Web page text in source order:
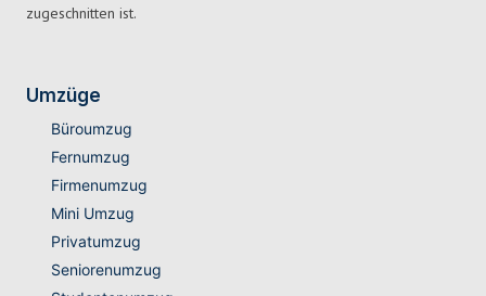
zugeschnitten ist.
Umzüge
Büroumzug
Fernumzug
Firmenumzug
Mini Umzug
Privatumzug
Seniorenumzug